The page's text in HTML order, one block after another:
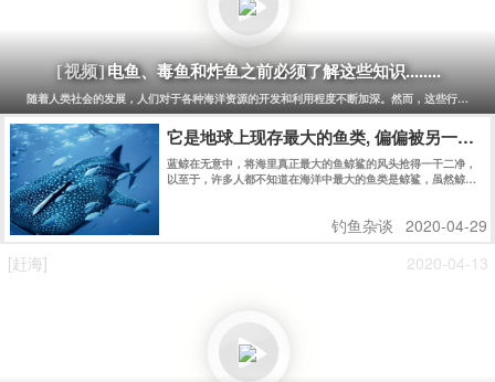
[视频]电鱼、毒鱼和炸鱼之前必须了解这些知识........
随着人类社会的发展，人们对于各种海洋资源的开发和利用程度不断加深。然而，这些行为也
它是地球上现存最大的鱼类, 偏偏被另一种
蓝鲸在无意中，将海里真正最大的鱼鲸鲨的风头抢得一干二净，
以至于，许多人都不知道在海洋中最大的鱼类是鲸鲨，虽然鲸鲨
钓鱼杂谈 2020-04-29
[赶海]
2020-04-13